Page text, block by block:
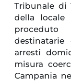
Tribunale di
della locale
arresti
misura
Campania